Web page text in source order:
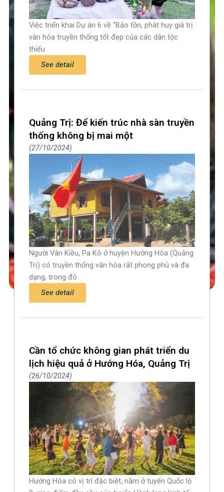
Việc triển khai Dự án 6 về “Bảo tồn, phát huy giá trị
văn hóa truyền thống tốt đẹp của các dân tộc
thiểu
See detail
Quảng Trị: Để kiến trúc nhà sàn truyền
thống không bị mai một
27/10/2024
Người Vân Kiều, Pa Kô ở huyện Hướng Hóa (Quảng
Trị) có truyền thống văn hóa rất phong phú và đa
dạng, trong đó
See detail
Cần tổ chức không gian phát triển du
lịch hiệu quả ở Hướng Hóa, Quảng Trị
26/10/2024
Hướng Hóa có vị trí đặc biệt, nằm ở tuyến Quốc lộ